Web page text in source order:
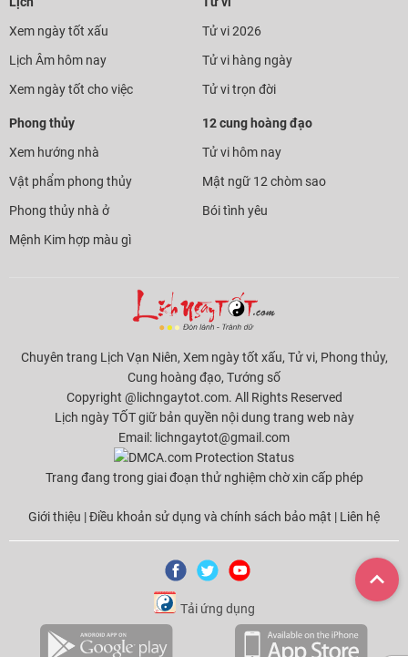
Xem ngày tốt xấu
Lịch Âm hôm nay
Xem ngày tốt cho việc
Tử vi 2026
Tử vi hàng ngày
Tử vi trọn đời
Phong thủy
Xem hướng nhà
Vật phẩm phong thủy
Phong thủy nhà ở
Mệnh Kim hợp màu gì
12 cung hoàng đạo
Tử vi hôm nay
Mật ngữ 12 chòm sao
Bói tình yêu
Chuyên trang Lịch Vạn Niên, Xem ngày tốt xấu, Tử vi, Phong thủy,
Cung hoàng đạo, Tướng số
Copyright @lichngaytot.com. All Rights Reserved
Lịch ngày TỐT giữ bản quyền nội dung trang web này
Email: lichngaytot@gmail.com
Trang đang trong giai đoạn thử nghiệm chờ xin cấp phép
Giới thiệu |Điều khoản sử dụng và chính sách bảo mật | Liên hệ
Tải ứng dụng